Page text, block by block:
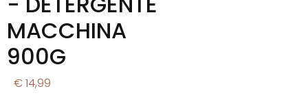
MACCHINA
900G
€ 14,99